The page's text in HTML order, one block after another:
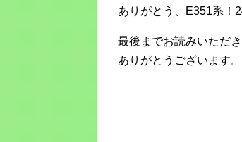
ありがとう、E351系！
最後までお読みいただき
ありがとうございます。